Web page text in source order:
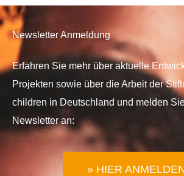
Newsletter Anmeldung
Erfahren Sie mehr über aktuelle
Projekten sowie über die Arbeit der
children in Deutschland und melden
Newsletter an:
» HIER